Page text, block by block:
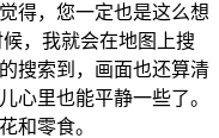
得，您一定也是这么想
，我就会在地图上搜
搜索到，画面也还算清
心里也能平静一些了。
和零食。